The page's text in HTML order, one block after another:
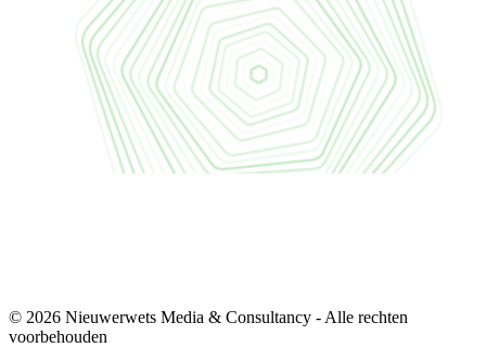
© 2026 Nieuwerwets Media & Consultancy - Alle rechten
voorbehouden